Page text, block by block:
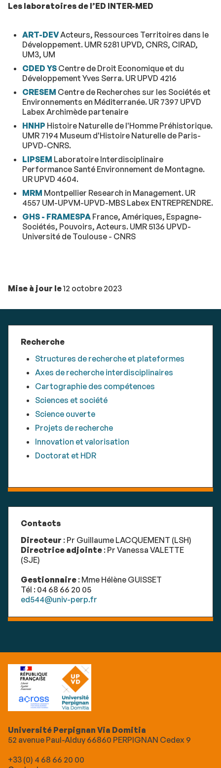
Les laboratoires de l’ED INTER-MED
ART-DEVActeurs, Ressources Territoires dans le
Développement. UMR 5281 UPVD, CNRS, CIRAD,
UM3, UM
CDED YS Centre de Droit Economique et du
Développement Yves Serra. UR UPVD 4216
CRESEM Centre de Recherches sur les Sociétés et
Environnements en Méditerranée. UR 7397 UPVD
Labex Archimède partenaire
HNHP Histoire Naturelle de l'Homme Préhistorique.
UMR 7194 Museum d'Histoire Naturelle de Paris-
UPVD-CNRS.
LIPSEM Laboratoire Interdisciplinaire
Performance Santé Environnement de Montagne.
UR UPVD 4604.
MRM Montpellier Research in Management. UR
4557 UM-UPVM-UPVD-MBS Labex ENTREPRENDRE.
GHS - FRAMESPA France, Amériques, Espagne-
Sociétés, Pouvoirs, Acteurs. UMR 5136 UPVD-
Université de Toulouse - CNRS
Mise à jour le12 octobre 2023
Recherche
Structures de recherche et plateformes
Axes de recherche interdisciplinaires
Cartographie des compétences
Sciences et société
Science ouverte
Projets de recherche
Innovation et valorisation
Doctorat et HDR
Contacts
Directeur : Pr Guillaume LACQUEMENT (LSH)
Directrice adjointe : Pr Vanessa VALETTE
(SJE)
Gestionnaire : Mme Hélène GUISSET
Tél : 04 68 66 20 05
ed544@univ-perp.fr
Université Perpignan Via Domitia
52 avenue Paul-Alduy 66860 PERPIGNAN Cedex 9
+33 (0) 4 68 66 20 00